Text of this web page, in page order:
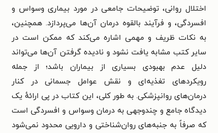
اختلال روانی، توضیحات جامعی در مورد بیماری وسواس و
افسردگی، و فرآیند بالقوه درمان آن‌ها می‌پردازد. همچنین،
به نکات ظریف و مهمی اشاره می‌کند که ممکن است در
سایر کتب مشابه یافت نشود و نادیده گرفتن آن‌ها می‌تواند
دلیل عدم بهبودی بسیاری از بیماران باشد؛ از جمله
رویکردهای تغذیه‌ای و نقش عوامل جسمانی در کنار
درمان‌های روانپزشکی. به طور کلی، این کتاب در پی ارائهٔ یک
دیدگاه جامع و چندوجهی به درمان وسواس و افسردگی است
که صرفاً به جنبه‌های روان‌شناختی و دارویی محدود نمی‌شود